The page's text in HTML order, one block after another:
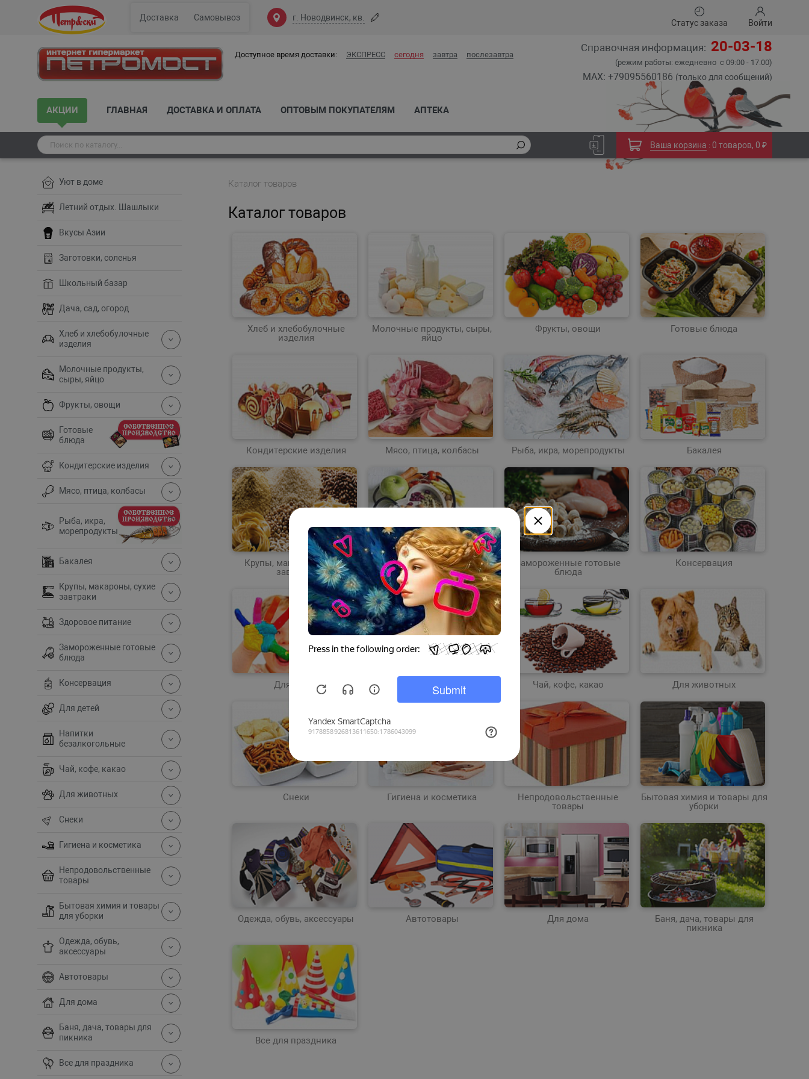
Доставка Самовывоз г. Новодвинск, кв.
Статус заказа Войти
Ваша корзина : 0 товаров, 0 ₽
Доступное время доставки: ЭКСПРЕСС сегодня завтра послезавтра
АКЦИИ ГЛАВНАЯ ДОСТАВКА И ОПЛАТА ОПТОВЫМ ПОКУПАТЕЛЯМ АПТЕКА
Справочная информация: 20-03-18
(режим работы: ежедневно с 09:00 - 17.00)
MAX: +79095560186 (только для сообщений)
Каталог товаров
Каталог товаров
Хлеб и хлебобулочные
изделия
Молочные продукты, сыры,
яйцо
Фрукты, овощи Готовые блюда
Кондитерские изделия Мясо, птица, колбасы Рыба, икра, морепродукты Бакалея
Крупы, макароны, сухие
завтраки
Здоровое питание
Замороженные готовые
блюда
Консервация
Для детей Напитки безалкогольные Чай, кофе, какао Для животных
Снеки Гигиена и косметика
Непродовольственные
товары
Бытовая химия и товары для
уборки
Одежда, обувь, аксессуары Автотовары Для дома
Баня, дача, товары для
пикника
Все для праздника
Уют в доме
Летний отдых. Шашлыки
Вкусы Азии
Заготовки, соленья
Школьный базар
Дача, сад, огород
Хлеб и хлебобулочные
изделия
Молочные продукты,
сыры, яйцо
Фрукты, овощи
Готовые
блюда
Кондитерские изделия
Мясо, птица, колбасы
Рыба, икра,
морепродукты
Бакалея
Крупы, макароны, сухие
завтраки
Здоровое питание
Замороженные готовые
блюда
Консервация
Для детей
Напитки
безалкогольные
Чай, кофе, какао
Для животных
Снеки
Гигиена и косметика
Непродовольственные
товары
Бытовая химия и товары
для уборки
Одежда, обувь,
аксессуары
Автотовары
Для дома
Баня, дача, товары для
пикника
Все для праздника